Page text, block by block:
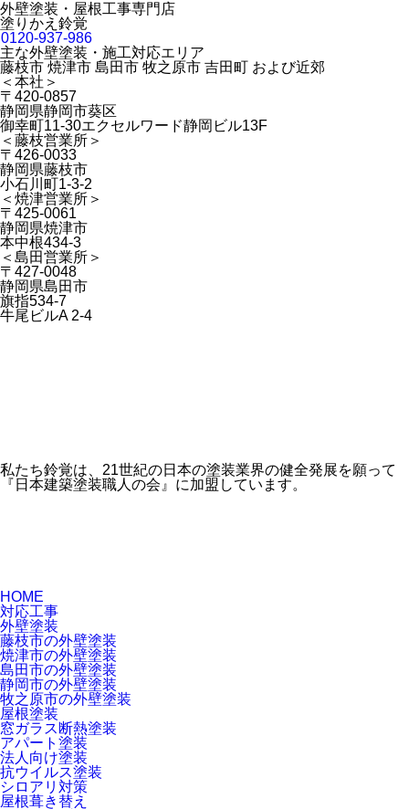
外壁塗装・屋根工事専門店
塗りかえ鈴覚
0120-937-986
主な外壁塗装・施工対応エリア
藤枝市 焼津市 島田市 牧之原市 吉田町 および近郊
＜本社＞
〒420-0857
静岡県静岡市葵区
御幸町11-30エクセルワード静岡ビル13F
＜藤枝営業所＞
〒426-0033
静岡県藤枝市
小石川町1-3-2
＜焼津営業所＞
〒425-0061
静岡県焼津市
本中根434-3
＜島田営業所＞
〒427-0048
静岡県島田市
旗指534-7
牛尾ビルA 2-4
私たち鈴覚は、21世紀の日本の塗装業界の健全発展を願って
『日本建築塗装職人の会』に加盟しています。
HOME
対応工事
外壁塗装
藤枝市の外壁塗装
焼津市の外壁塗装
島田市の外壁塗装
静岡市の外壁塗装
牧之原市の外壁塗装
屋根塗装
窓ガラス断熱塗装
アパート塗装
法人向け塗装
抗ウイルス塗装
シロアリ対策
屋根葺き替え